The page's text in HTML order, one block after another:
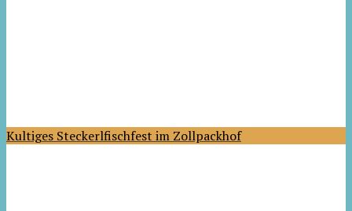
Kultiges Steckerlfischfest im Zollpackhof